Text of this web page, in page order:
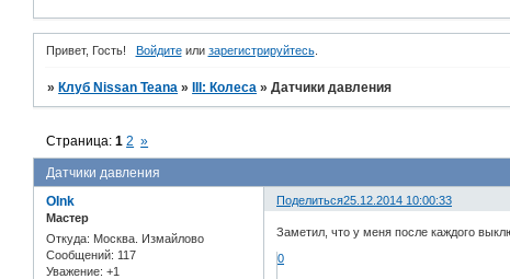
Привет, Гость! Войдитеили зарегистрируйтесь.
» Клуб Nissan Teana » III: Колеса »Датчики давления
Датчики давления
Страница:1 2 »
Поделиться25.12.2014 10:00:33
OInk
Мастер
Откуда: Москва. Измайлово
Сообщений: 117
Уважение: +1
Заметил, что у меня после каждого
0